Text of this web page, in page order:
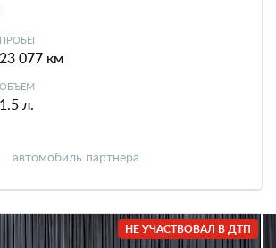
ПРОБЕГ
23 077 км
ОБЪЕМ
1.5 л.
автомобиль партнера
НЕ УЧАСТВОВАЛ В ДТП